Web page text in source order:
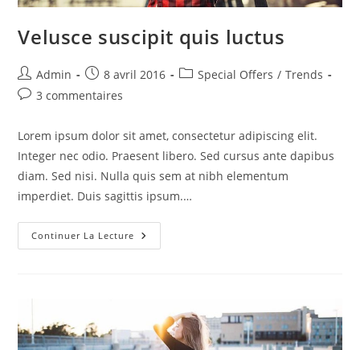
Velusce suscipit quis luctus
Auteur/autrice
de
Admin
Publication
publiée :
8 avril 2016
PostSpecial Offers / Trends
Commentaires
la
publication :
3 commentaires
Lorem ipsum dolor sit amet, consectetur adipiscing elit.
Integer nec odio. Praesent libero. Sed cursus ante dapibus
diam. Sed nisi. Nulla quis sem at nibh elementum
imperdiet. Duis sagittis ipsum.…
Continuer La Lecture Velusce
Suscipit